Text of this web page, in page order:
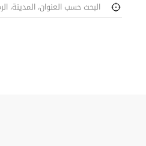
تحديد جغرافي